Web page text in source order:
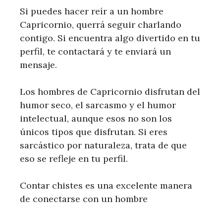
Si puedes hacer reír a un hombre
Capricornio, querrá seguir charlando
contigo. Si encuentra algo divertido en tu
perfil, te contactará y te enviará un
mensaje.
Los hombres de Capricornio disfrutan del
humor seco, el sarcasmo y el humor
intelectual, aunque esos no son los
únicos tipos que disfrutan. Si eres
sarcástico por naturaleza, trata de que
eso se refleje en tu perfil.
Contar chistes es una excelente manera
de conectarse con un hombre